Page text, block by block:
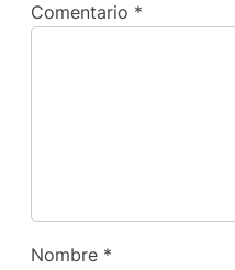
Comentario *
Nombre *